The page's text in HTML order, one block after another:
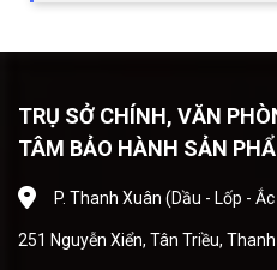
TRỤ SỞ CHÍNH, VĂN
TÂM BẢO HÀNH SẢN
P. Thanh Xuân (Dầu - Lốp -
251 Nguyễn Xiển, Tân Triều,